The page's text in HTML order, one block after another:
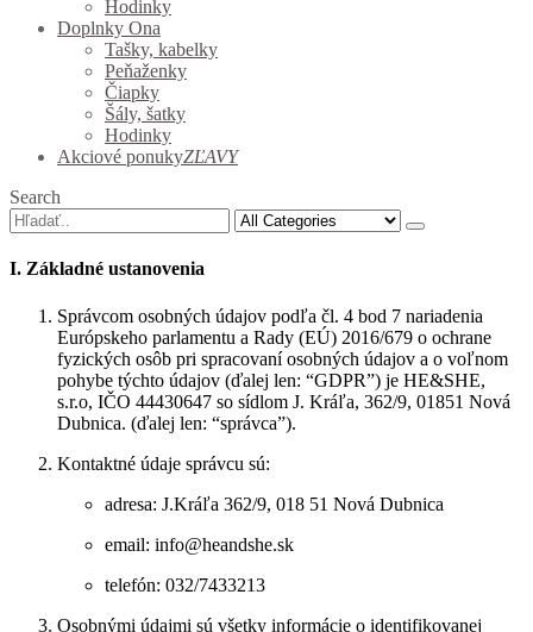
Hodinky
Doplnky Ona
Tašky, kabelky
Peňaženky
Čiapky
Šály, šatky
Hodinky
Akciové ponukyZĽAVY
Search
I. Základné ustanovenia
Správcom osobných údajov podľa čl. 4 bod 7 nariadenia
Európskeho parlamentu a Rady (EÚ) 2016/679 o ochrane
fyzických osôb pri spracovaní osobných údajov a o voľnom
pohybe týchto údajov (ďalej len: “GDPR”) je HE&SHE,
s.r.o, IČO 44430647 so sídlom J. Kráľa, 362/9, 01851 Nová
Dubnica. (ďalej len: “správca”).
Kontaktné údaje správcu sú:
adresa: J.Kráľa 362/9, 018 51 Nová Dubnica
email: info@heandshe.sk
telefón: 032/7433213
Osobnými údajmi sú všetky informácie o identifikovanej